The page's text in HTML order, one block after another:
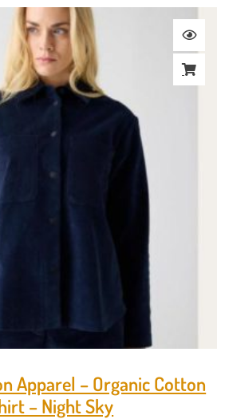
Apparel – Organic Cotton
– Night Sky